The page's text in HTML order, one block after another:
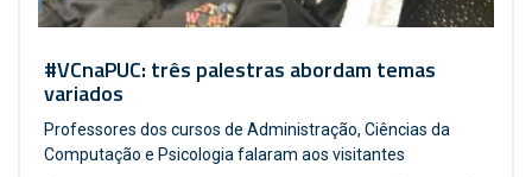
#VCnaPUC: três palestras abordam temas
variados
Professores dos cursos de Administração, Ciências da
Computação e Psicologia falaram aos visitantes